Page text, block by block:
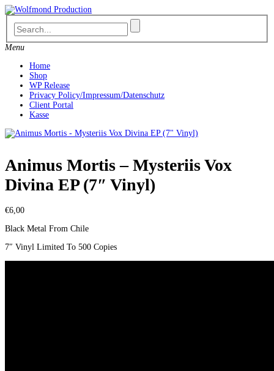
Skip
to
content
Menu
Home
Shop
WP Release
Privacy Policy/Impressum/Datenschutz
Client Portal
Kasse
Animus Mortis – Mysteriis Vox
Divina EP (7″ Vinyl)
€6,00
Black Metal From Chile
7″ Vinyl Limited To 500 Copies